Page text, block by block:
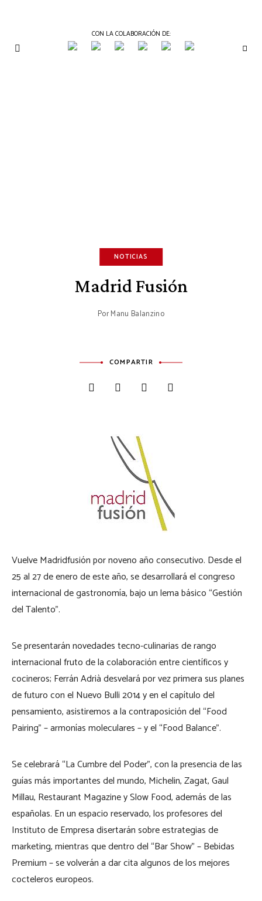
CON LA COLABORACIÓN DE:
NOTICIAS
Madrid Fusión
PorManu Balanzino
COMPARTIR
Vuelve Madridfusión por noveno año consecutivo. Desde el
25 al 27 de enero de este año, se desarrollará el congreso
internacional de gastronomía, bajo un lema básico “Gestión
del Talento”.
Se presentarán novedades tecno-culinarias de rango
internacional fruto de la colaboración entre científicos y
cocineros; Ferrán Adrià desvelará por vez primera sus planes
de futuro con el Nuevo Bulli 2014 y en el capítulo del
pensamiento, asistiremos a la contraposición del “Food
Pairing” – armonías moleculares – y el “Food Balance”.
Se celebrará “La Cumbre del Poder”, con la presencia de las
guías más importantes del mundo, Michelin, Zagat, Gaul
Millau, Restaurant Magazine y Slow Food, además de las
españolas. En un espacio reservado, los profesores del
Instituto de Empresa disertarán sobre estrategias de
marketing, mientras que dentro del “Bar Show” – Bebidas
Premium – se volverán a dar cita algunos de los mejores
cocteleros europeos.